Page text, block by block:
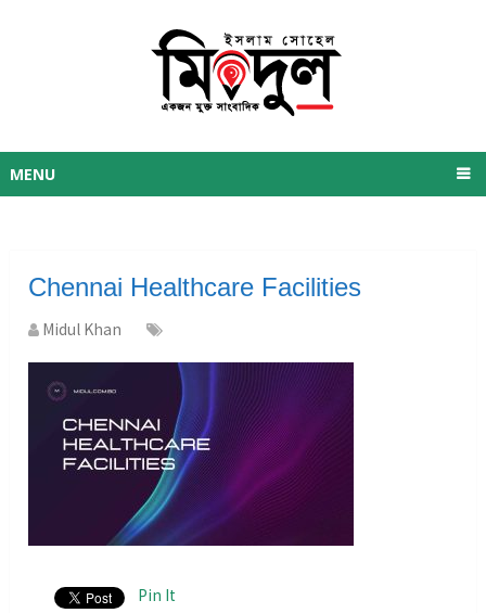
MENU
Chennai Healthcare Facilities
Midul Khan
Pin It